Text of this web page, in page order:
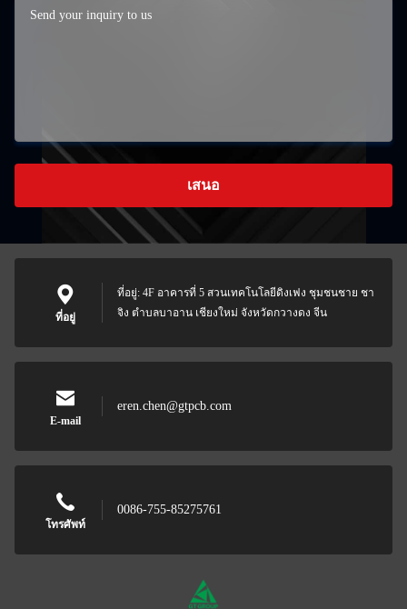
เสนอ
ที่อยู่
ที่อยู่: 4F อาคารที่ 5 สวนเทคโนโลยีดิงเฟง ชุมชนชาย ชา
จิง ตําบลบาอาน เชียงใหม่ จังหวัดกวางดง จีน
E-mail
eren.chen@gtpcb.com
โทรศัพท์
0086-755-85275761